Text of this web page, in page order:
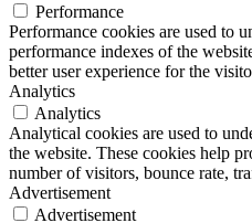
Performance
Performance cookies are used to
performance indexes of the
better user experience for the
Analytics
Analytics
Analytical cookies are used to
the website. These cookies help
number of visitors, bounce rate,
Advertisement
Advertisement